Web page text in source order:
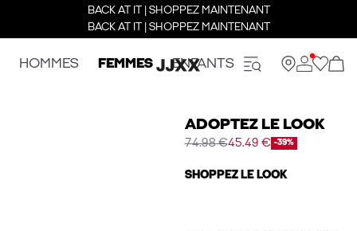
BACK AT IT | SHOPPEZ MAINTENANT
BACK AT IT | SHOPPEZ MAINTENANT
HOMMES FEMMES ENFANTS
ADOPTEZ LE LOOK
74.98 €45.49 € -39%
SHOPPEZ LE LOOK